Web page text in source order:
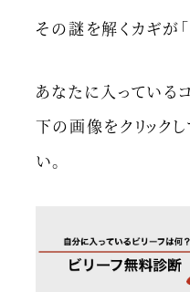
その謎を解くカギが「
あなたに入っている
下の画像をクリックし
い。